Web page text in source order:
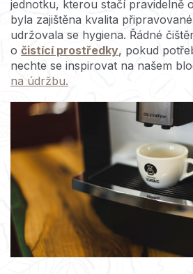
jednotku, kterou stačí pravidelně
byla zajištěna kvalita
udržovala se hygiena. Řádné
o čistící prostředky, pokud
nechte se inspirovat na našem
na údržbu.